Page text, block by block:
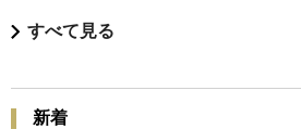
すべて見る
新着